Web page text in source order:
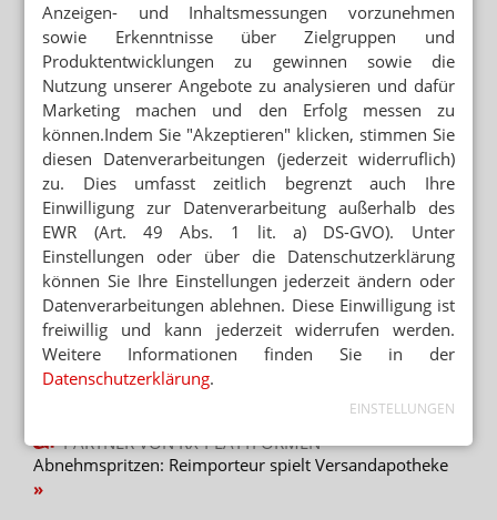
Anzeigen- und Inhaltsmessungen vorzunehmen
sowie Erkenntnisse über Zielgruppen und
Produktentwicklungen zu gewinnen sowie die
Nutzung unserer Angebote zu analysieren und dafür
Marketing machen und den Erfolg messen zu
können.Indem Sie "Akzeptieren" klicken, stimmen Sie
diesen Datenverarbeitungen (jederzeit widerruflich)
zu. Dies umfasst zeitlich begrenzt auch Ihre
Einwilligung zur Datenverarbeitung außerhalb des
EWR (Art. 49 Abs. 1 lit. a) DS-GVO). Unter
Einstellungen oder über die Datenschutzerklärung
können Sie Ihre Einstellungen jederzeit ändern oder
Datenverarbeitungen ablehnen. Diese Einwilligung ist
freiwillig und kann jederzeit widerrufen werden.
Weitere Informationen finden Sie in der
Datenschutzerklärung.
EINSTELLUNGEN
Mehr zum Thema
WEITER FLAUTE IN APOTHEKEN
Erstes Halbjahr: 7 Prozent weniger OTC-Packungen
TABAKENTWÖHNUNG
FAQ: Nikotin auf Rezept
AUGENMEDIKAMENTE
Lohnhersteller baut Werk für Théa
Mehr aus Ressort
DEAL LÄSST AUF SICH WARTEN
PARTNER VON RX-PLATTFORMEN
Abnehmspritzen: Reimporteur spielt Versandapotheke